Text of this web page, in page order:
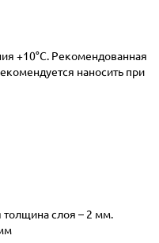
+10°С. Рекомендованная
наносить при
слоя – 2 мм.